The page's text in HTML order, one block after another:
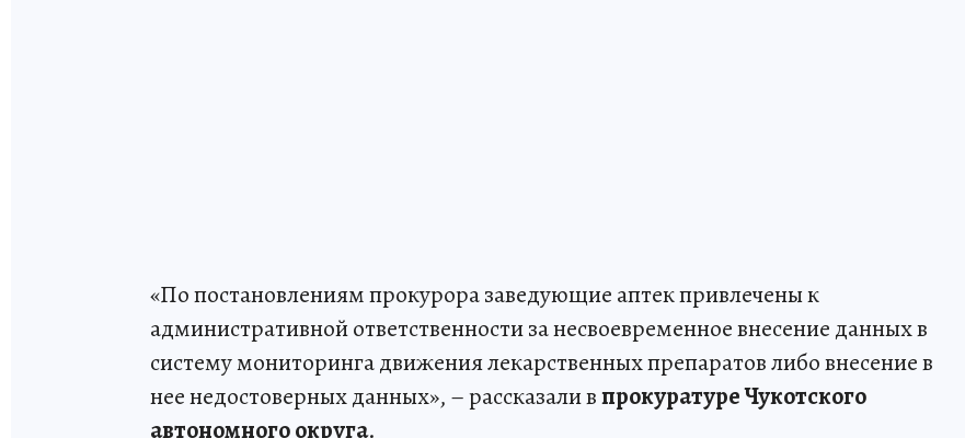
«По постановлениям прокурора заведующие аптек привлечены к
административной ответственности за несвоевременное внесение данных в
систему мониторинга движения лекарственных препаратов либо внесение в
нее недостоверных данных», – рассказали впрокуратуре Чукотского
автономного округа.